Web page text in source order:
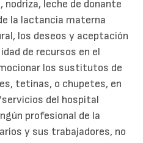
leche de donante
la lactancia materna
los deseos y aceptación
de recursos en el
los sustitutos de
tetinas, o chupetes, en
del hospital
profesional de la
y sus trabajadores, no